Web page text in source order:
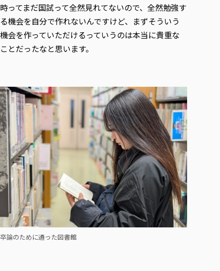
時ってまだ国試って全然見れてないので、全然勉強す
る機会を自分で作れないんですけど、まずそういう
機会を作っていただけるっていうのは本当に貴重な
ことだったなと思います。
卒論のために通った図書館